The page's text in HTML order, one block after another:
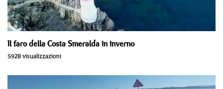
Il faro della Costa Smeralda in inverno
5928 visualizzazioni